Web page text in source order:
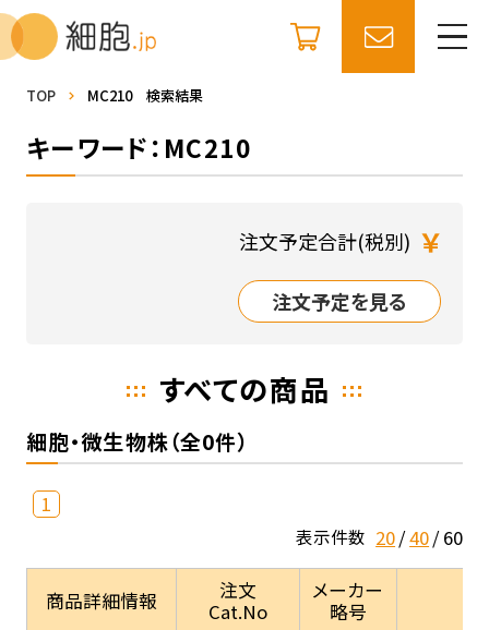
TOP MC210 検索結果
キーワード：MC210
注文予定合計(税別) ￥
注文予定を見る
すべての商品
細胞・微生物株（全0件）
1
表示件数 20 40 60
商品詳細情報
注文
Cat.No
メーカー
略号